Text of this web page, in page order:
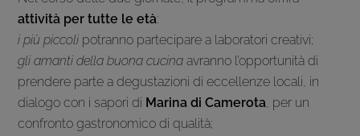
attività per tutte le età:
i più piccoli potranno partecipare a laboratori creativi;
gli amanti della buona cucina avranno l’opportunità di
prendere parte a degustazioni di eccellenze locali, in
dialogo con i sapori di Marina di Camerota, per un
confronto gastronomico di qualità;